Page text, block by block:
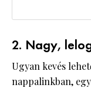
2. Nagy,
Ugyan kevés
nappalinkban, egy